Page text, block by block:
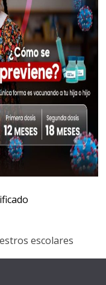
escolares